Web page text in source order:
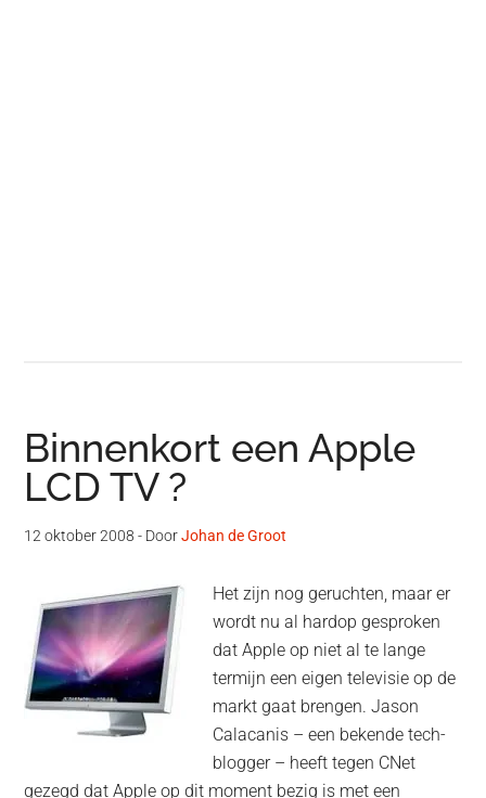
Binnenkort een Apple
LCD TV ?
12 oktober 2008 - DoorJohan de Groot
Het zijn nog geruchten, maar er
wordt nu al hardop gesproken
dat Apple op niet al te lange
termijn een eigen televisie op de
markt gaat brengen. Jason
Calacanis – een bekende tech-
blogger – heeft tegen CNet
gezegd dat Apple op dit moment bezig is met een